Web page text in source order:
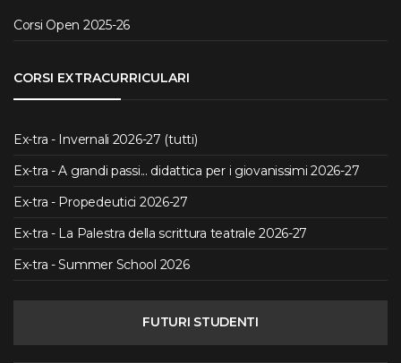
Corsi Open 2025-26
CORSI EXTRACURRICULARI
Ex-tra - Invernali 2026-27 (tutti)
Ex-tra - A grandi passi... didattica per i giovanissimi 2026-27
Ex-tra - Propedeutici 2026-27
Ex-tra - La Palestra della scrittura teatrale 2026-27
Ex-tra - Summer School 2026
FUTURI STUDENTI